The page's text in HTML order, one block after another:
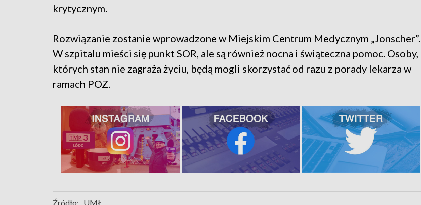
krytycznym.
Rozwiązanie zostanie wprowadzone w Miejskim Centrum Medycznym „Jonscher”.
W szpitalu mieści się punkt SOR, ale są również nocna i świąteczna pomoc. Osoby,
których stan nie zagraża życiu, będą mogli skorzystać od razu z porady lekarza w
ramach POZ.
Źródło: UMŁ